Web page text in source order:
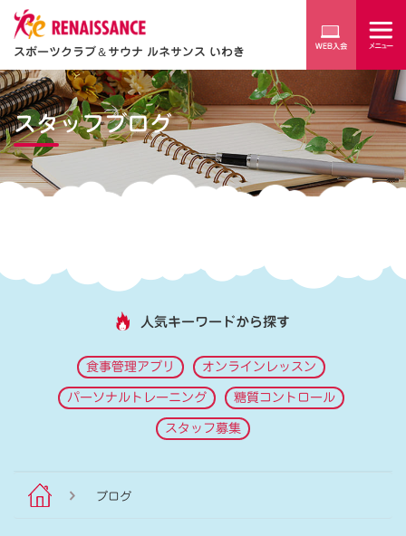
スポーツクラブ＆サウナ ルネサンス いわき
スタッフブログ
人気キーワードから探す
食事管理アプリ オンラインレッスン
パーソナルトレーニング 糖質コントロール
スタッフ募集
ブログ